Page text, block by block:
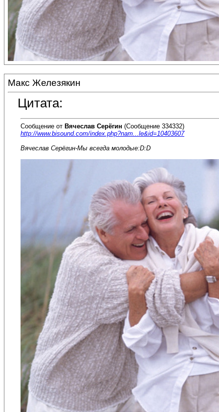
Макс Железякин
Цитата:
Сообщение от Вячеслав Серёгин (Сообщение 334332)
http://www.bisound.com/index.php?nam...le&id=10403607
Вячеслав Серёгин-Мы всегда молодые:D:D